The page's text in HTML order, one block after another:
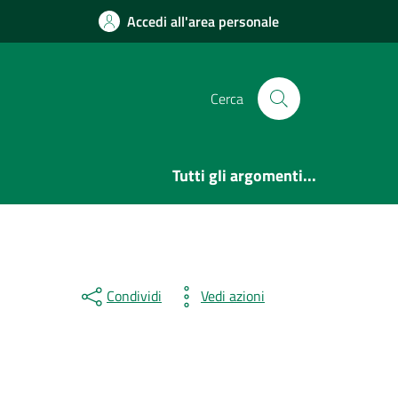
Accedi all'area personale
Cerca
Tutti gli argomenti...
Condividi Vedi azioni